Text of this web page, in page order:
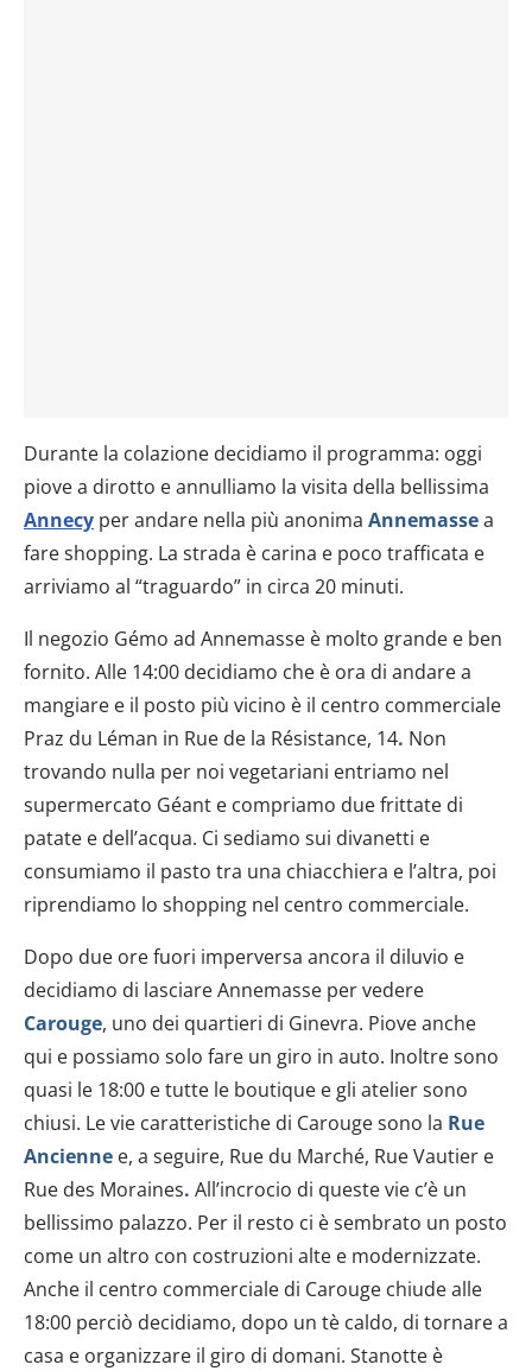
Durante la colazione decidiamo il programma: oggi
piove a dirotto e annulliamo la visita della bellissima
Annecy per andare nella più anonima Annemassea
fare shopping. La strada è carina e poco trafficata e
arriviamo al “traguardo” in circa 20 minuti.
Il negozio Gémo ad Annemasse è molto grande e ben
fornito. Alle 14:00 decidiamo che è ora di andare a
mangiare e il posto più vicino è il centro commerciale
Praz du Léman in Rue de la Résistance, 14. Non
trovando nulla per noi vegetariani entriamo nel
supermercato Géant e compriamo due frittate di
patate e dell’acqua. Ci sediamo sui divanetti e
consumiamo il pasto tra una chiacchiera e l’altra, poi
riprendiamo lo shopping nel centro commerciale.
Dopo due ore fuori imperversa ancora il diluvio e
decidiamo di lasciare Annemasse per vedere
Carouge, uno dei quartieri di Ginevra. Piove anche
qui e possiamo solo fare un giro in auto. Inoltre sono
quasi le 18:00 e tutte le boutique e gli atelier sono
chiusi. Le vie caratteristiche di Carouge sono la Rue
Ancienne e, a seguire, Rue du Marché, Rue Vautier e
Rue des Moraines. All’incrocio di queste vie c’è un
bellissimo palazzo. Per il resto ci è sembrato un posto
come un altro con costruzioni alte e modernizzate.
Anche il centro commerciale di Carouge chiude alle
18:00 perciò decidiamo, dopo un tè caldo, di tornare a
casa e organizzare il giro di domani. Stanotte è